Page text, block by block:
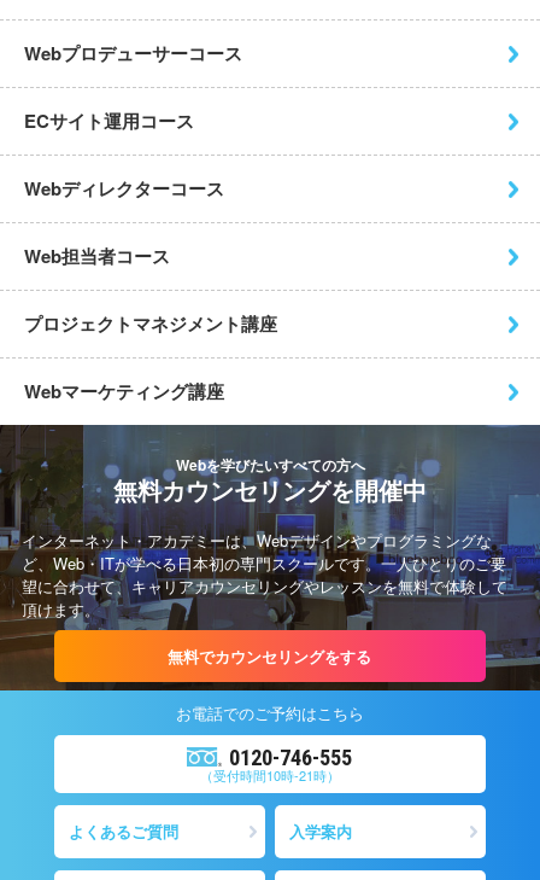
Webプロデューサーコース
ECサイト運用コース
Webディレクターコース
Web担当者コース
プロジェクトマネジメント講座
Webマーケティング講座
Webを学びたいすべての方へ
無料カウンセリングを開催中
インターネット・アカデミーは、Webデザインやプログラミングな
ど、Web・ITが学べる日本初の専門スクールです。一人ひとりのご要
望に合わせて、キャリアカウンセリングやレッスンを無料で体験して
頂けます。
無料でカウンセリングをする
お電話でのご予約はこちら
0120-746-555
（受付時間10時-21時）
よくあるご質問 入学案内